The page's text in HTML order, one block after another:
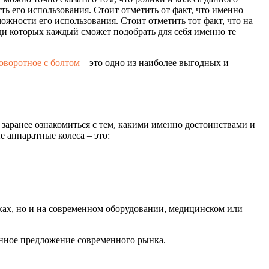
его использования. Стоит отметить от факт, что именно
его использования. Стоит отметить тот факт, что на
которых каждый сможет подобрать для себя именно те
с болтом – это одно из наиболее выгодных и
ознакомиться с тем, какими именно достоинствами и
колеса – это:
но и на современном оборудовании, медицинском или
предложение современного рынка.